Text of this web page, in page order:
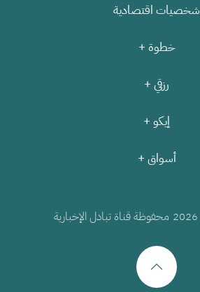
شخصيات اقتصادية
خطوة +
رزقي +
إيكو +
أسواق +
2026 محفوظة قناة تبادل الإخبارية